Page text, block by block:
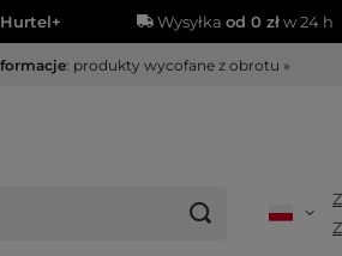
Hurtel+ Wysyłka od 0 złw 24 h
: produkty wycofane z obrotu »